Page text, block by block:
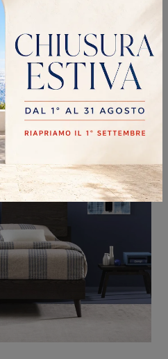
Il letto Mirabel in tessuto, tra i modelli con contenitore matrimoniali moderni di Oggioni, è ideale per garantirti il relax totale.